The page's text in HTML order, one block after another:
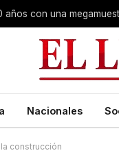
Nacionales
construcción